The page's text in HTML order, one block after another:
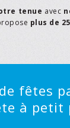
tenue avec
plus de
fêtes
à